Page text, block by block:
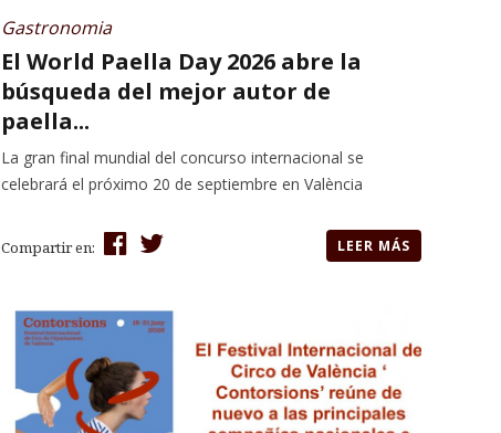
Gastronomia
El World Paella Day 2026 abre la
búsqueda del mejor autor de
paella...
La gran final mundial del concurso internacional se
celebrará el próximo 20 de septiembre en València
Compartir en: LEER MÁS